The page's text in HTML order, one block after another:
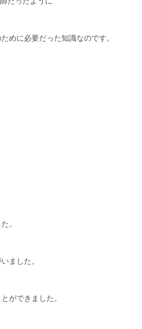
めに必要だった知識なのです。
。
ました。
ができました。